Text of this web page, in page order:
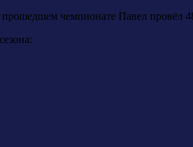
чемпионате Павел провёл